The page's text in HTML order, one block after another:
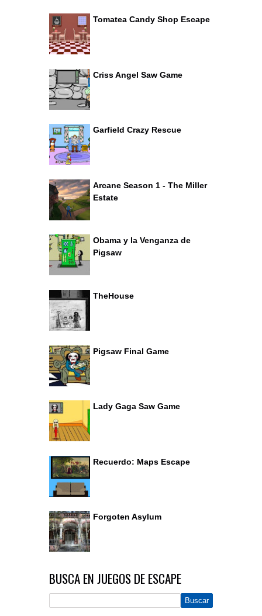
Tomatea Candy Shop Escape
Criss Angel Saw Game
Garfield Crazy Rescue
Arcane Season 1 - The Miller
Estate
Obama y la Venganza de
Pigsaw
TheHouse
Pigsaw Final Game
Lady Gaga Saw Game
Recuerdo: Maps Escape
Forgoten Asylum
BUSCA EN JUEGOS DE ESCAPE